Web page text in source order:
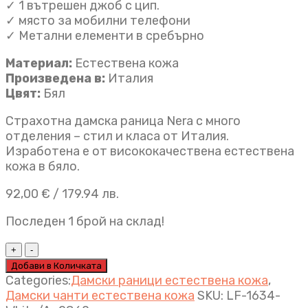
✓ 1 вътрешен джоб с цип.
✓ място за мобилни телефони
✓ Метални елементи в сребърно
Материал: Естествена кожа
Произведена в: Италия
Цвят: Бял
Страхотна дамска раница Nera с много
отделения – стил и класа от Италия.
Изработена е от висококачествена естествена
кожа в бяло.
92,00 € / 179.94 лв.
Последен 1 брой на склад!
Дамска
раница
Nera
бяло
Добави в Количката
Categories:Дамски раници естествена кожа,
Дамски чанти естествена кожа SKU: LF-1634-